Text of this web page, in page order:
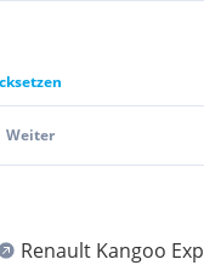
Weiter
Renault Kangoo